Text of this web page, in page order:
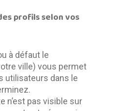
profils selon vos
à défaut le
ville) vous permet
utilisateurs dans le
n’est pas visible sur